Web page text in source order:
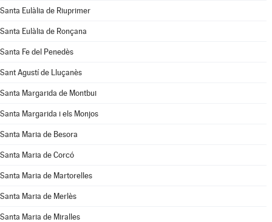
Santa Eulàlia de Riuprimer
Santa Eulàlia de Ronçana
Santa Fe del Penedès
Sant Agustí de Lluçanès
Santa Margarida de Montbui
Santa Margarida i els Monjos
Santa Maria de Besora
Santa Maria de Corcó
Santa Maria de Martorelles
Santa Maria de Merlès
Santa Maria de Miralles